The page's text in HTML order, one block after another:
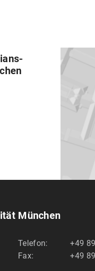
München
Telefon:
+49
Fax:
+49